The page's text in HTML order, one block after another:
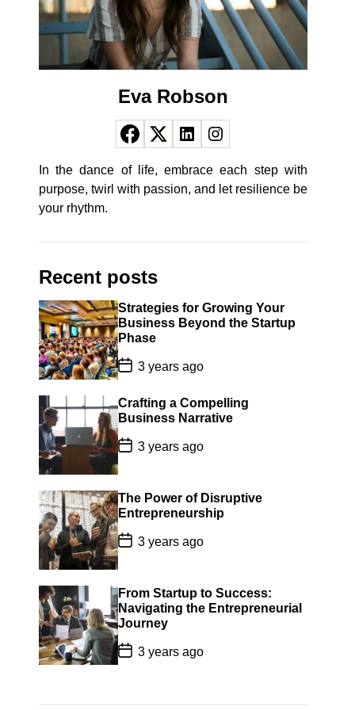
Eva Robson
In the dance of life, embrace each step with
purpose, twirl with passion, and let resilience be
your rhythm.
Recent posts
Strategies for Growing Your
Business Beyond the Startup
Phase
P
o
t
D
a
t
e
3 years ago
Crafting a Compelling
Business Narrative
P
o
s
D
a
t
e
3 years ago
The Power of Disruptive
Entrepreneurship
P
o
s
D
a
t
e
3 years ago
From Startup to Success:
Navigating the Entrepreneurial
Journey
P
o
3 years ago